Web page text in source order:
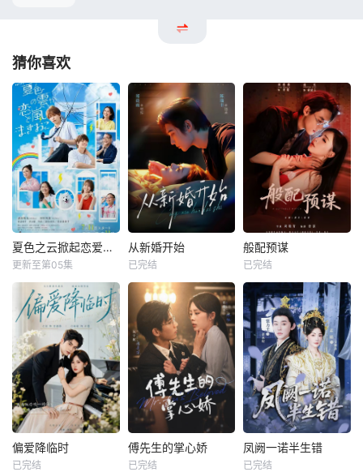
猜你喜欢
夏色之云掀起恋爱与风暴
更新至第05集
从新婚开始
已完结
般配预谋
已完结
偏爱降临时
已完结
傅先生的掌心娇
已完结
凤阙一诺半生错
已完结